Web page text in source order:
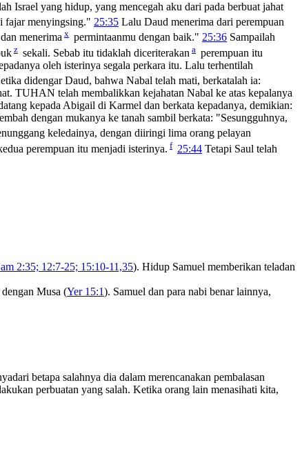
Israel yang hidup, yang mencegah aku dari pada berbuat jahat
fajar menyingsing." 25:35 Lalu Daud menerima dari perempuan
menerima x permintaanmu dengan baik." 25:36 Sampailah
z sekali. Sebab itu tidaklah diceriterakan a perempuan itu
oleh isterinya segala perkara itu. Lalu terhentilah
didengar Daud, bahwa Nabal telah mati, berkatalah ia:
TUHAN telah membalikkan kejahatan Nabal ke atas kepalanya
kepada Abigail di Karmel dan berkata kepadanya, demikian:
dengan mukanya ke tanah sambil berkata: "Sesungguhnya,
keledainya, dengan diiringi lima orang pelayan
perempuan itu menjadi isterinya. f 25:44 Tetapi Saul telah
2:35; 12:7-25; 15:10-11,35). Hidup Samuel memberikan teladan
Musa (Yer 15:1). Samuel dan para nabi benar lainnya,
betapa salahnya dia dalam merencanakan pembalasan
perbuatan yang salah. Ketika orang lain menasihati kita,